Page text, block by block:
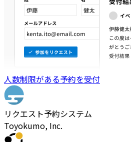
人数制限がある予約を受付
リクエスト予約システム
Toyokumo, Inc.